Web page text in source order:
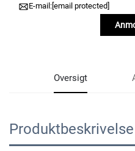
E-mail: [email protected]
Oversigt
Produktbeskrivelse